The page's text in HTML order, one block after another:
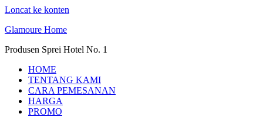
Loncat ke konten
Glamoure Home
Produsen Sprei Hotel No. 1
HOME
TENTANG KAMI
CARA PEMESANAN
HARGA
PROMO